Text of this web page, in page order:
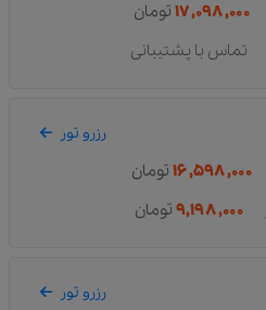
۱۷,۰۹۸,۰۰۰ تومان
تماس با پشتیبانی
رزرو تور
۱۶,۵۹۸,۰۰۰ تومان
۹,۱۹۸,۰۰۰ تومان
رزرو تور